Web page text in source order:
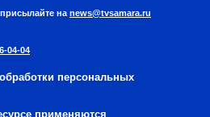
на news@tvsamara.ru
04-04
персональных
применяются